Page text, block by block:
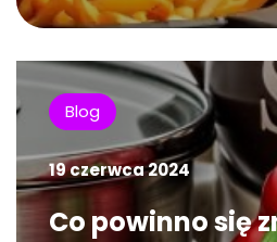
Blog
19 czerwca 2024
Co powinno się